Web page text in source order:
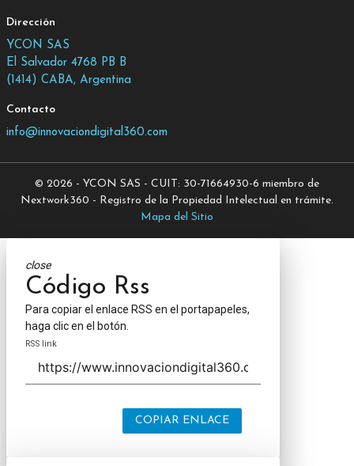
Dirección
YCON SAS
El Salvador 4768 PB B
(1414) CABA, Argentina
Contacto
info@innovaciondigital360.com
© 2026 - YCON SAS - CUIT: 30-71664930-6 miembro de
Nextwork360 - Registro de la Propiedad Intelectual en trámite.
Mapa del Sitio
close
Código Rss
Para copiar el enlace RSS en el portapapeles,
haga clic en el botón.
RSS link
COPIAR ENLACE